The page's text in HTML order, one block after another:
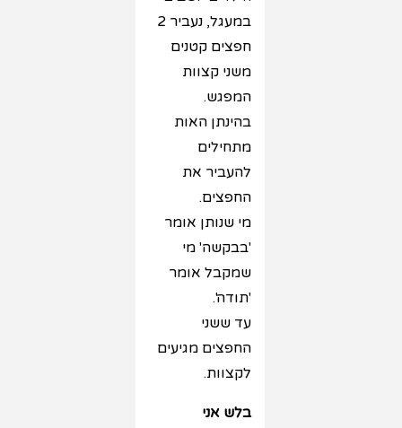
במעגל, נעביר 2
חפצים קטנים
משני קצוות
המפגש.
בהינתן האות
מתחילים
להעביר את
החפצים.
מי שנותן אומר
'בבקשה' מי
שמקבל אומר
'תודה'.
עד ששני
החפצים מגיעים
לקצוות.
בלש אני